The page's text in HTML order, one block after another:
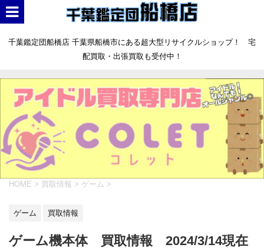
千葉鑑定団船橋店 千葉県船橋市にある超大型リサイクルショップ！ 宅
配買取・出張買取も受付中！
HOME > 買取情報 > ゲーム >
ゲーム 買取情報
ゲーム機本体 買取情報 2024/3/14現在